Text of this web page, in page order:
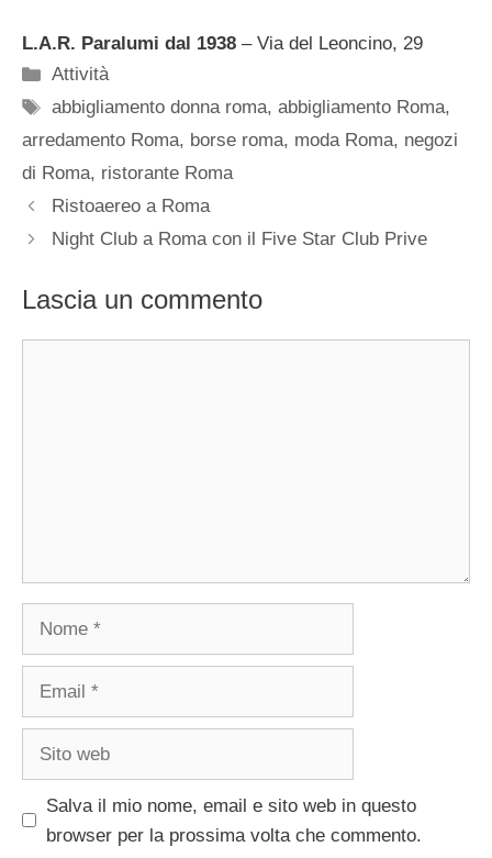
L.A.R. Paralumi dal 1938 – Via del Leoncino, 29
Categorie
Attività
Tag
abbigliamento donna roma,abbigliamento Roma,
arredamento Roma, borse roma, moda Roma, negozi
di Roma, ristorante Roma
Ristoaereo a Roma
Night Club a Roma con il Five Star Club Prive
Lascia un commento
Nome
Email
Sito
Salva il mio nome, email e sito web in questo
browser per la prossima volta che commento.